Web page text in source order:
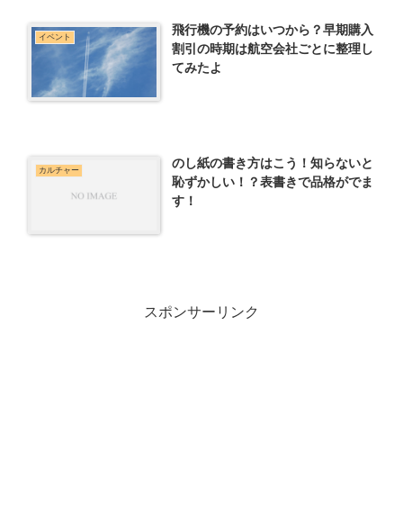
イベント
飛行機の予約はいつから？早期購入
割引の時期は航空会社ごとに整理し
てみたよ
カルチャー
のし紙の書き方はこう！知らないと
恥ずかしい！？表書きで品格がでま
す！
スポンサーリンク